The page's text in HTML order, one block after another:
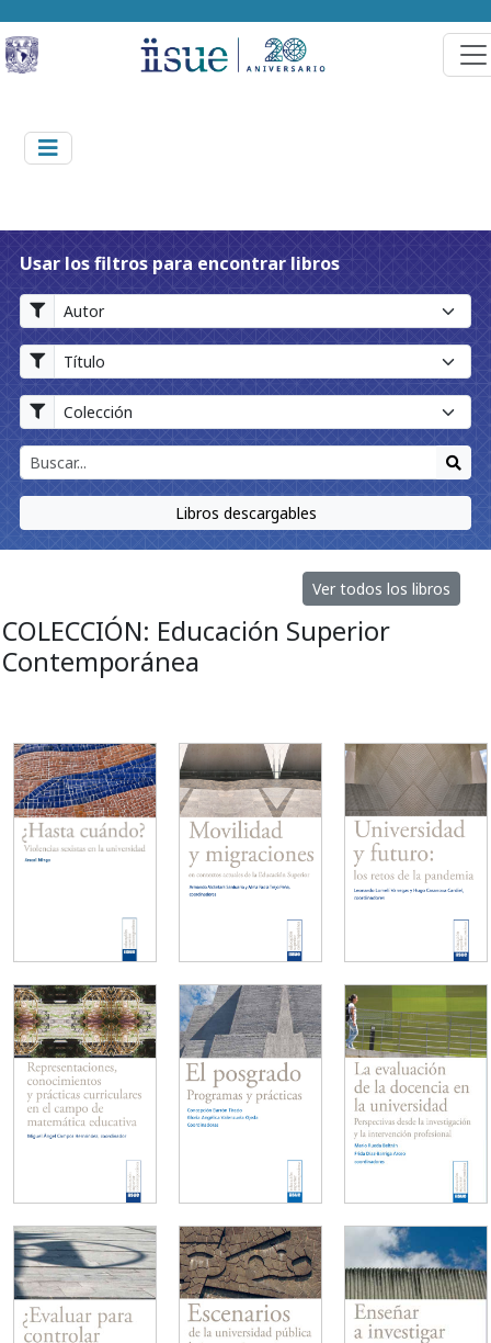
Usar los filtros para encontrar libros
Libros descargables
Ver todos los libros
COLECCIÓN: Educación Superior
Contemporánea